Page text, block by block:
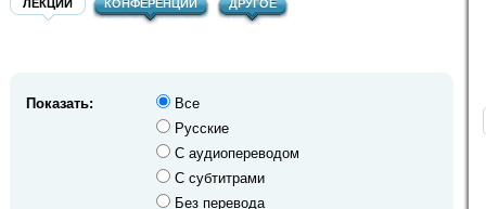
ЛЕКЦИИ КОНФЕРЕНЦИИ ДРУГОЕ
Показать:
Все
Русские
С аудиопереводом
С субтитрами
Без перевода